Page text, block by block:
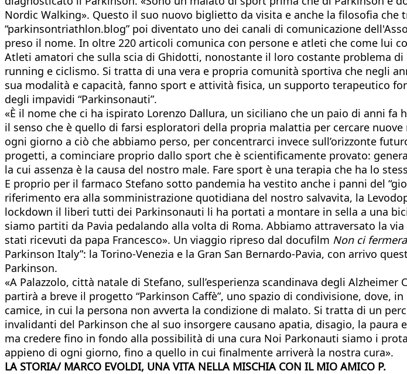
Nordic Walking». Questo il suo nuovo biglietto da visita e anche la filosofia
“parkinsontriathlon.blog” poi diventato uno dei canali di comunicazione
preso il nome. In oltre 220 articoli comunica con persone e atleti che come lui
Atleti amatori che sulla scia di Ghidotti, nonostante il loro costante problema
running e ciclismo. Si tratta di una vera e propria comunità sportiva che negli
sua modalità e capacità, fanno sport e attività fisica, un supporto terapeutico
degli impavidi “Parkinsonauti”.
«È il nome che ci ha ispirato Lorenzo Dallura, un siciliano che un paio di anni
il senso che è quello di farsi esploratori della propria malattia per cercare
ogni giorno a ciò che abbiamo perso, per concentrarci invece sull’orizzonte
progetti, a cominciare proprio dallo sport che è scientificamente provato:
la cui assenza è la causa del nostro male. Fare sport è una terapia che ha lo
E proprio per il farmaco Stefano sotto pandemia ha vestito anche i panni del
riferimento era alla somministrazione quotidiana del nostro salvavita, la
lockdown il liberi tutti dei Parkinsonauti li ha portati a montare in sella a una
siamo partiti da Pavia pedalando alla volta di Roma. Abbiamo attraversato la
stati ricevuti da papa Francesco». Un viaggio ripreso dal docufilm Non ci
Parkinson Italy”: la Torino-Venezia e la Gran San Bernardo-Pavia, con arrivo
Parkinson.
«A Palazzolo, città natale di Stefano, sull’esperienza scandinava degli
partirà a breve il progetto “Parkinson Caffè”, uno spazio di condivisione, dove,
camice, in cui la persona non avverta la condizione di malato. Si tratta di un
invalidanti del Parkinson che al suo insorgere causano apatia, disagio, la
ma credere fino in fondo alla possibilità di una cura Noi Parkonauti siamo i
appieno di ogni giorno, fino a quello in cui finalmente arriverà la nostra cura».
LA STORIA/ MARCO EVOLDI, UNA VITA NELLA MISCHIA CON IL MIO AMICO P.